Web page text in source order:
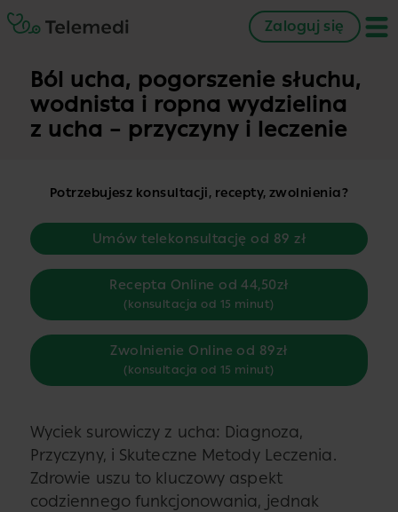
Zaloguj się
Ból ucha, pogorszenie słuchu,
wodnista i ropna wydzielina
z ucha – przyczyny i leczenie
Potrzebujesz konsultacji, recepty, zwolnienia?
Umów telekonsultację od 89 zł
Recepta Online od 44,50zł
(konsultacja od 15 minut)
Zwolnienie Online od 89zł
(konsultacja od 15 minut)
Wyciek surowiczy z ucha: Diagnoza,
Przyczyny, i Skuteczne Metody Leczenia.
Zdrowie uszu to kluczowy aspekt
codziennego funkcjonowania, jednak